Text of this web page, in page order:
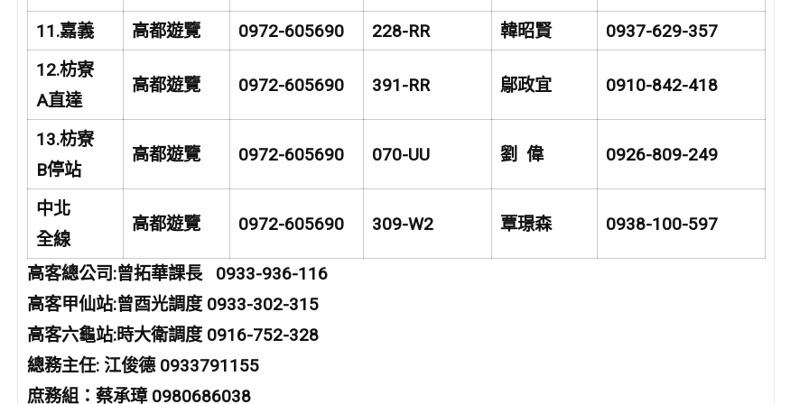
11.嘉義 高都遊覽 0972-605690 228-RR 韓昭賢
0937-629-357
12.枋寮
A直達
高都遊覽 0972-605690 391-RR 鄔政宜 0910-842-418
13.枋寮
B停站
高都遊覽 0972-605690 070-UU 劉 偉 0926-809-249
中北
全線
高都遊覽 0972-605690 309-W2 覃璟森 0938-100-597
高客總公司:曾拓華課長 0933-936-116
高客甲仙站:曾酉光調度 0933-302-315
高客六龜站:時大衛調度 0916-752-328
總務主任: 江俊德 0933791155
庶務組：蔡承璋 0980686038